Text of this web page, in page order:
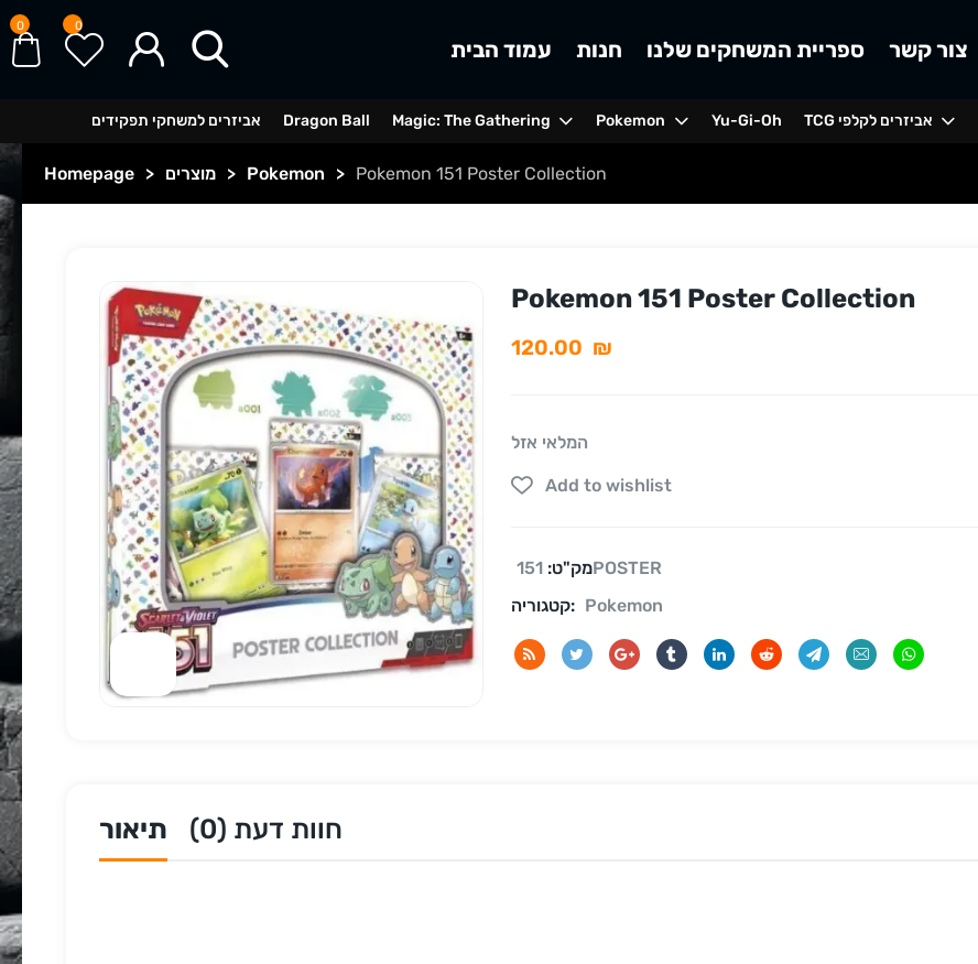
0 0
עמוד הבית חנות ספריית המשחקים שלנו צור קשר
אביזרים למשחקי תפקידים Dragon Ball Magic: The Gathering Pokemon Yu-Gi-Oh TCG אביזרים לקלפי
Homepage > מוצרים > Pokemon > Pokemon 151 Poster Collection
Pokemon 151 Poster Collection
120.00 ₪
המלאי אזל
Add to wishlist
מק"ט:151POSTER
קטגוריה: Pokemon
תיאור חוות דעת (0)